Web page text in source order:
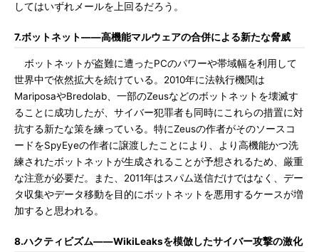
してはいずれメールを上回るだろう。
7.ボットネット――高機能マルウェアの合併による新たな脅威
ボットネットが盗難に遭ったPCのパワーや帯域幅を利用して
世界中で依然拡大を続けている。2010年に法執行機関は
MariposaやBredolab、一部のZeusなどのボットネットを壊滅す
ることに成功したが、サイバー犯罪者も同時にこれらの措置に対
抗する新たな策を練っている。特にZeusの作者がそのソースコ
ードをSpyEyeの作者に譲渡したことにより、より高機能かつ洗
練されたボットネットが生成されることが予想されるため、厳重
な注意が必要だ。また、2011年はスパム送信だけではなく、デー
タ収集やデータ移動を目的にボットネットを悪用するケースが増
加すると思われる。
8.ハクティビズム――WikiLeaksを模倣したサイバー攻撃の激化